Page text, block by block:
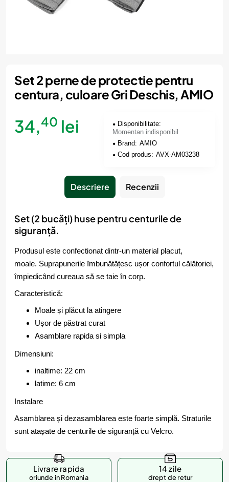
Momentan indisponibil
Set 2 perne de protectie pentru
centura, culoare Gri Deschis, AMIO
34,40 lei
Disponibilitate:
Momentan indisponibil
Brand: AMIO
Cod produs: AVX-AM03238
Descriere Recenzii
Set (2 bucăți) huse pentru centurile de
siguranță.
Produsul este confectionat dintr-un material placut,
moale. Suprapunerile îmbunătățesc ușor confortul călătoriei,
împiedicând cureaua să se taie în corp.
Caracteristică:
Moale și plăcut la atingere
Ușor de păstrat curat
Asamblare rapida si simpla
Dimensiuni:
inaltime: 22 cm
latime: 6 cm
Instalare
Asamblarea și dezasamblarea este foarte simplă. Straturile
sunt atașate de centurile de siguranță cu Velcro.
Livrare rapida
oriunde in Romania
14 zile
drept de retur